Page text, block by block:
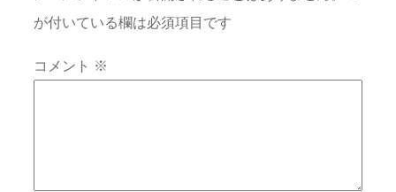
が付いている欄は必須項目です
コメント ※